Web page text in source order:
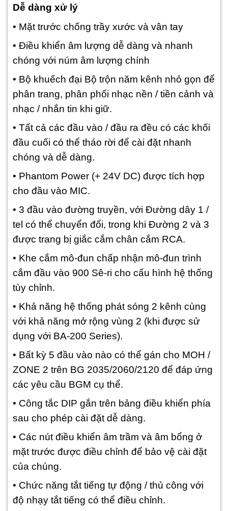
Dễ dàng xử lý
• Mặt trước chống trầy xước và vân tay
• Điều khiển âm lượng dễ dàng và nhanh
chóng với núm âm lượng chính
• Bộ khuếch đại Bộ trộn năm kênh nhỏ gọn để
phân trang, phân phối nhạc nền / tiền cảnh và
nhạc / nhắn tin khi giữ.
• Tất cả các đầu vào / đầu ra đều có các khối
đầu cuối có thể tháo rời để cài đặt nhanh
chóng và dễ dàng.
• Phantom Power (+ 24V DC) được tích hợp
cho đầu vào MIC.
• 3 đầu vào đường truyền, với Đường dây 1 /
tel có thể chuyển đổi, trong khi Đường 2 và 3
được trang bị giắc cắm chân cắm RCA.
• Khe cắm mô-đun chấp nhận mô-đun trình
cắm đầu vào 900 Sê-ri cho cấu hình hệ thống
tùy chỉnh.
• Khả năng hệ thống phát sóng 2 kênh cùng
với khả năng mở rộng vùng 2 (khi được sử
dụng với BA-200 Series).
• Bất kỳ 5 đầu vào nào có thể gán cho MOH /
ZONE 2 trên BG 2035/2060/2120 để đáp ứng
các yêu cầu BGM cụ thể.
• Công tắc DIP gắn trên bảng điều khiển phía
sau cho phép cài đặt dễ dàng.
• Các nút điều khiển âm trầm và âm bổng ở
mặt trước được điều chỉnh để bảo vệ cài đặt
của chúng.
• Chức năng tắt tiếng tự động / thủ công với
độ nhạy tắt tiếng có thể điều chỉnh.